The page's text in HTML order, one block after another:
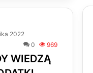
2022
0
969
WIEDZĄ